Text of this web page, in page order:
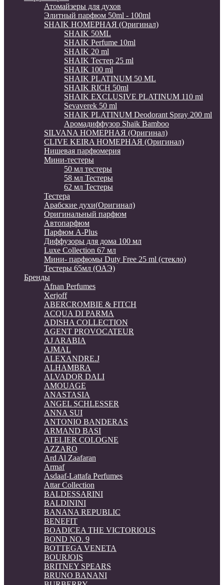
Атомайзеры для духов
Элитный парфюм 50ml - 100ml
SHAIK НОМЕРНАЯ (Оригинал)
SHAIK 50ML
SHAIK Perfume 10ml
SHAIK 20 ml
SHAIK Тестер 25 ml
SHAIK 100 ml
SHAIK PLATINUM 50 ML
SHAIK RICH 50ml
SHAIK EXCLUSIVE PLATINUM 110 ml
Sevaverek 50 ml
SHAIK PLATINUM Deodorant Spray 200 ml
Аромадиффузор Shaik Bamboo
SILVANA НОМЕРНАЯ (Оригинал)
CLIVE KEIRA НОМЕРНАЯ (Оригинал)
Нишевая парфюмерия
Мини-тестеры
50 мл тестеры
58 мл Тестеры
62 мл Тестеры
Тестера
Арабские духи(Оригинал)
Оригинальный парфюм
Автопарфюм
Парфюм A-Plus
Диффузоры для дома 100 мл
Luxe Collection 67 мл
Мини- парфюмы Duty Free 25 ml (стекло)
Тестеры 65мл (ОАЭ)
Бренды
Afnan Perfumes
Xerjoff
ABERCROMBIE & FITCH
ACQUA DI PARMA
ADISHA COLLECTION
AGENT PROVOCATEUR
AJ ARABIA
AJMAL
ALEXANDRE.J
ALHAMBRA
ALVADOR DALI
AMOUAGE
ANASTASIA
ANGEL SCHLESSER
ANNA SUI
ANTONIO BANDERAS
ARMAND BASI
ATELIER COLOGNE
AZZARO
Ard Al Zaafaran
Armaf
Asdaaf-Lattafa Perfumes
Attar Collection
BALDESSARINI
BALDININI
BANANA REPUBLIC
BENEFIT
BOADICEA THE VICTORIOUS
BOND NO. 9
BOTTEGA VENETA
BOURJOIS
BRITNEY SPEARS
BRUNO BANANI